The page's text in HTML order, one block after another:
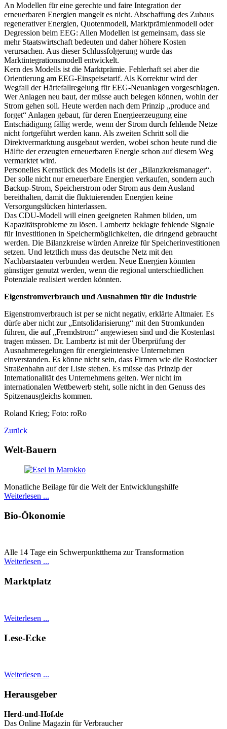
An Modellen für eine gerechte und faire Integration der
erneuerbaren Energien mangelt es nicht. Abschaffung des Zubaus
regenerativer Energien, Quotenmodell, Marktprämienmodell oder
Degression beim EEG: Allen Modellen ist gemeinsam, dass sie
mehr Staatswirtschaft bedeuten und daher höhere Kosten
verursachen. Aus dieser Schlussfolgerung wurde das
Marktintegrationsmodell entwickelt.
Kern des Modells ist die Marktprämie. Fehlerhaft sei aber die
Orientierung am EEG-Einspeisetarif. Als Korrektur wird der
Wegfall der Härtefallregelung für EEG-Neuanlagen vorgeschlagen.
Wer Anlagen neu baut, der müsse auch belegen können, wohin der
Strom gehen soll. Heute werden nach dem Prinzip „produce and
forget“ Anlagen gebaut, für deren Energieerzeugung eine
Entschädigung fällig werde, wenn der Strom durch fehlende Netze
nicht fortgeführt werden kann. Als zweiten Schritt soll die
Direktvermarktung ausgebaut werden, wobei schon heute rund die
Hälfte der erzeugten erneuerbaren Energie schon auf diesem Weg
vermarktet wird.
Personelles Kernstück des Modells ist der „Bilanzkreismanager“.
Der solle nicht nur erneuerbare Energien verkaufen, sondern auch
Backup-Strom, Speicherstrom oder Strom aus dem Ausland
bereithalten, damit die fluktuierenden Energien keine
Versorgungslücken hinterlassen.
Das CDU-Modell will einen geeigneten Rahmen bilden, um
Kapazitätsprobleme zu lösen. Lambertz beklagte fehlende Signale
für Investitionen in Speichermöglichkeiten, die dringend gebraucht
werden. Die Bilanzkreise würden Anreize für Speicherinvestitionen
setzen. Und letztlich muss das deutsche Netz mit den
Nachbarstaaten verbunden werden. Neue Energien könnten
günstiger genutzt werden, wenn die regional unterschiedlichen
Potenziale realisiert werden könnten.
Eigenstromverbrauch und Ausnahmen für die Industrie
Eigenstromverbrauch ist per se nicht negativ, erklärte Altmaier. Es
dürfe aber nicht zur „Entsolidarisierung“ mit den Stromkunden
führen, die auf „Fremdstrom“ angewiesen sind und die Kostenlast
tragen müssen. Dr. Lambertz ist mit der Überprüfung der
Ausnahmeregelungen für energieintensive Unternehmen
einverstanden. Es könne nicht sein, dass Firmen wie die Rostocker
Straßenbahn auf der Liste stehen. Es müsse das Prinzip der
Internationalität des Unternehmens gelten. Wer nicht im
internationalen Wettbewerb steht, solle nicht in den Genuss des
Spitzenausgleichs kommen.
Roland Krieg; Foto: roRo
Zurück
Welt-Bauern
Monatliche Beilage für die Welt der Entwicklungshilfe
Weiterlesen ...
Bio-Ökonomie
Alle 14 Tage ein Schwer­punkt­thema zur Transformation
Weiterlesen ...
Marktplatz
Weiterlesen ...
Lese-Ecke
Weiterlesen ...
Herausgeber
Herd-und-Hof.de
Das Online Magazin für Verbraucher